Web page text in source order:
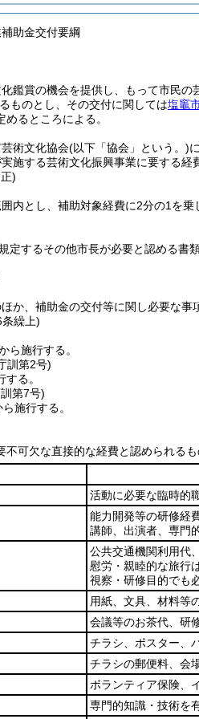
助金交付要綱
鑑賞の機会を提供し、もって市民
ものとし、その交付に関しては塩竈
るところによる。
術文化協会(以下「協会」という。)
施する芸術文化振興事業に要する経
)
内とし、補助対象経費に2分の1を乗
定するその他市長が必要と認める書
か、補助金の交付等に関し必要な事
繰上)
ら施行する。
訓第2号)
る。
第7号)
施行する。
可欠な直接的な経費と認められるも
活動に必要な臨時的
能力開発等の研修経
講師、出演者、専門
公共交通機関利用代
慰労・親睦的な旅行
視察・研修目的でも
用紙、文具、材料等
会議等のお茶代、研
チラシ、ポスター、
チラシの郵便料、会
ボランティア保険、
専門的知識・技術を